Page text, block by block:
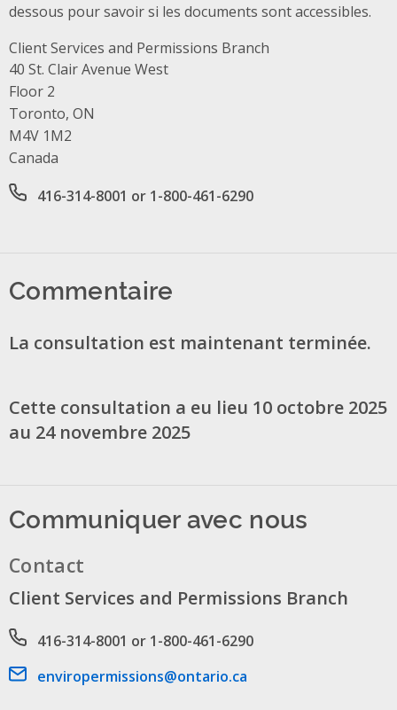
dessous pour savoir si les documents sont accessibles.
Client Services and Permissions Branch
Address
40 St. Clair Avenue West
Floor 2
Toronto, ON
M4V 1M2
Canada
Office phone number
416-314-8001 or 1-800-461-6290
Commentaire
La consultation est maintenant terminée.
Cette consultation a eu lieu 10 octobre 2025
au 24 novembre 2025
Communiquer avec nous
Contact
Client Services and Permissions Branch
Phone number
416-314-8001 or 1-800-461-6290
Email address
enviropermissions@ontario.ca